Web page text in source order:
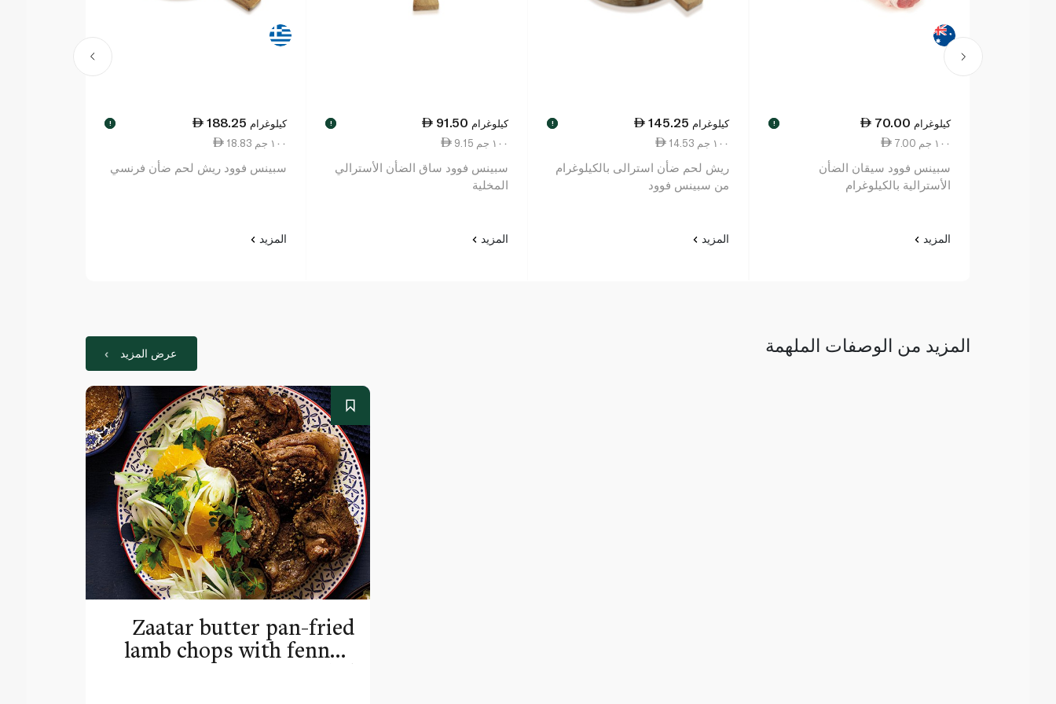
70.00 كيلوغرام !
7.00 ١٠٠ جم
سبينس فوود سيقان الضأن
الأسترالية بالكيلوغرام
المزيد
145.25 كيلوغرام !
14.53 ١٠٠ جم
ريش لحم ضأن استرالى بالكيلوغرام
من سبينس فوود
المزيد
91.50 كيلوغرام !
9.15 ١٠٠ جم
سبينس فوود ساق الضأن الأسترالي
المخلية
المزيد
188.25 كيلوغرام !
18.83 ١٠٠ جم
سبينس فوود ريش لحم ضأن فرنسي
المزيد
المزيد من الوصفات الملهمة عرض المزيد
Zaatar butter pan-fried
lamb chops with fennel-
orange salad